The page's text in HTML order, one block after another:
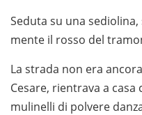
Seduta su una
mente il rosso del
La strada non era
Cesare, rientrava a
mulinelli di polvere